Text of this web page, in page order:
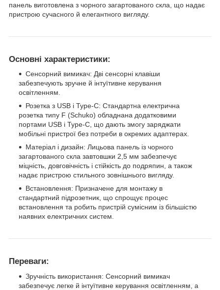
панель виготовлена з чорного загартованого скла, що надає
пристрою сучасного й елегантного вигляду.
Основні характеристики:
Сенсорний вимикач: Дві сенсорні клавіши
забезпечують зручне й інтуїтивне керування
освітленням.
Розетка з USB і Type-C: Стандартна електрична
розетка типу F (Schuko) обладнана додатковими
портами USB і Type-C, що дають змогу заряджати
мобільні пристрої без потреби в окремих адаптерах.
Матеріал і дизайн: Лицьова панель із чорного
загартованого скла завтовшки 2,5 мм забезпечує
міцність, довговічність і стійкість до подряпин, а також
надає пристрою стильного зовнішнього вигляду.
Встановлення: Призначене для монтажу в
стандартний підрозетник, що спрощує процес
встановлення та робить пристрій сумісним із більшістю
наявних електричних систем.
Переваги:
Зручність використання: Сенсорний вимикач
забезпечує легке й інтуїтивне керування освітленням, а